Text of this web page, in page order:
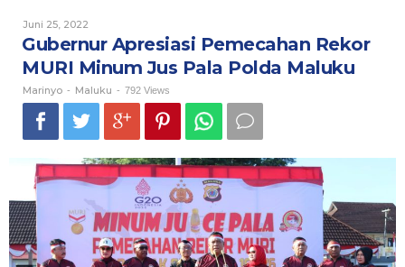
MURI
Minum
Jus
Pala
Polda
Maluku
Juni 25, 2022
Marinyo
Gubernur Apresiasi Pemecahan Rekor
MURI Minum Jus Pala Polda Maluku
Marinyo - Maluku - 792 Views